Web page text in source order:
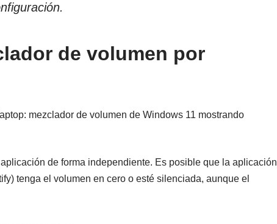
de volumen por
de forma independiente. Es posible que la aplicación
tenga el volumen en cero o esté silenciada, aunque el